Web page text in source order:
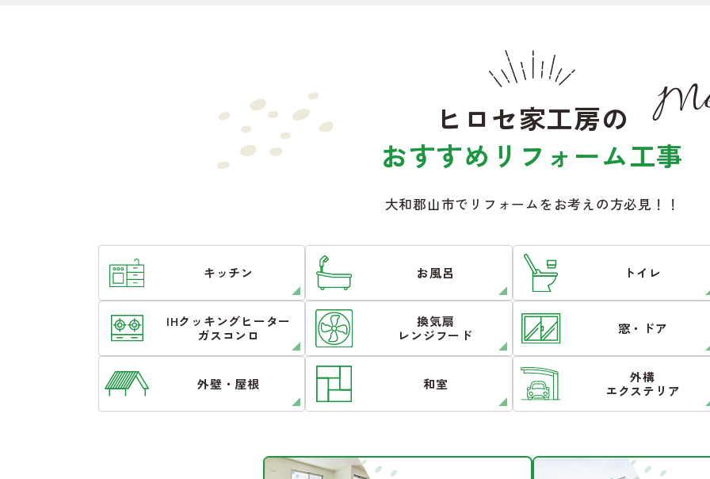
ヒロセ家工房の
おすすめリフォーム工事
大和郡山市でリフォームをお考えの方必見！！
キッチン お風呂 トイレ
IHクッキングヒーター
ガスコンロ
換気扇
レンジフード
窓・ドア
外壁・屋根 和室
外構
エクステリア